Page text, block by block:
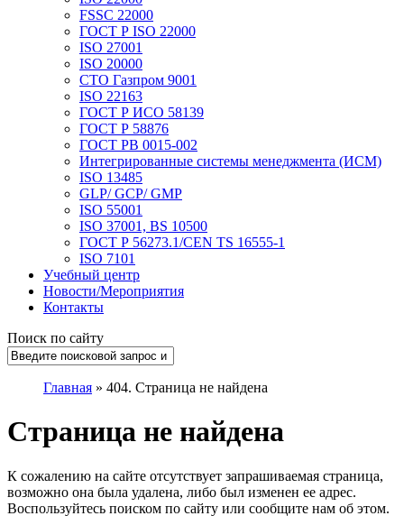
FSSC 22000
ГОСТ Р ISO 22000
ISO 27001
ISO 20000
СТО Газпром 9001
ISO 22163
ГОСТ Р ИСО 58139
ГОСТ Р 58876
ГОСТ РВ 0015-002
Интегрированные системы менеджмента (ИСМ)
ISO 13485
GLP/ GCP/ GMP
ISO 55001
ISO 37001, BS 10500
ГОСТ Р 56273.1/CEN TS 16555-1
ISO 7101
Учебный центр
Новости/Мероприятия
Контакты
Поиск по сайту
Главная » 404. Страница не найдена
Страница не найдена
К сожалению на сайте отсутствует запрашиваемая страница,
возможно она была удалена, либо был изменен ее адрес.
Воспользуйтесь поиском по сайту или сообщите нам об этом.